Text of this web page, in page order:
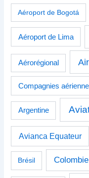
Aéroport de Bogotá
Aéroport de Lima
Aérorégional
Compagnies
Argentine
Avianca Equateur
Brésil Colombie